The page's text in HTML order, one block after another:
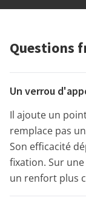
Questions
Un verrou
Il ajoute un
remplace pas
Son efficacité
fixation. Sur
un renfort plus